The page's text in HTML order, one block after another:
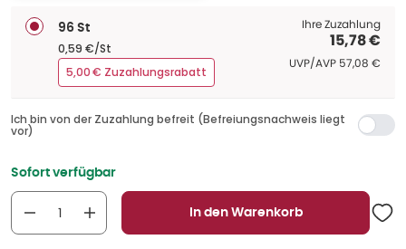
96 St
0,59 €/St
5,00 € Zuzahlungsrabatt
Ihre Zuzahlung
15,78 €
UVP/AVP UVP/AVP
57,08 €
Ich bin von der Zuzahlung befreit (Befreiungsnachweis liegt
vor)
Sofort verfügbar
In den Warenkorb